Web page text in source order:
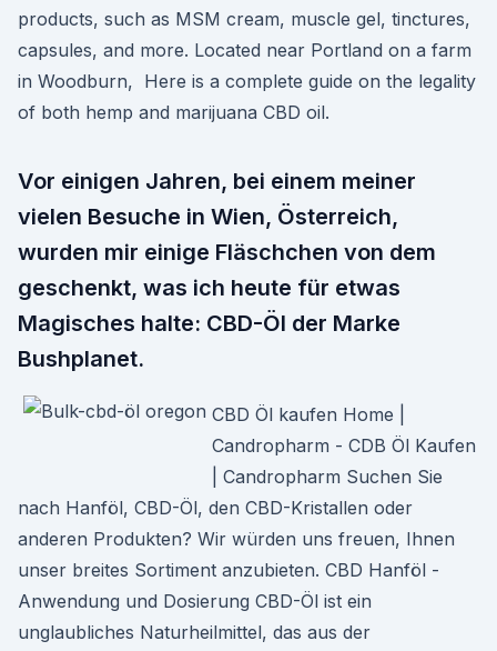
products, such as MSM cream, muscle gel, tinctures,
capsules, and more. Located near Portland on a farm
in Woodburn, Here is a complete guide on the legality
of both hemp and marijuana CBD oil.
Vor einigen Jahren, bei einem meiner
vielen Besuche in Wien, Österreich,
wurden mir einige Fläschchen von dem
geschenkt, was ich heute für etwas
Magisches halte: CBD-Öl der Marke
Bushplanet.
CBD Öl kaufen Home |
Candropharm - CDB Öl Kaufen
| Candropharm Suchen Sie
nach Hanföl, CBD-Öl, den CBD-Kristallen oder
anderen Produkten? Wir würden uns freuen, Ihnen
unser breites Sortiment anzubieten. CBD Hanföl -
Anwendung und Dosierung CBD-Öl ist ein
unglaubliches Naturheilmittel, das aus der